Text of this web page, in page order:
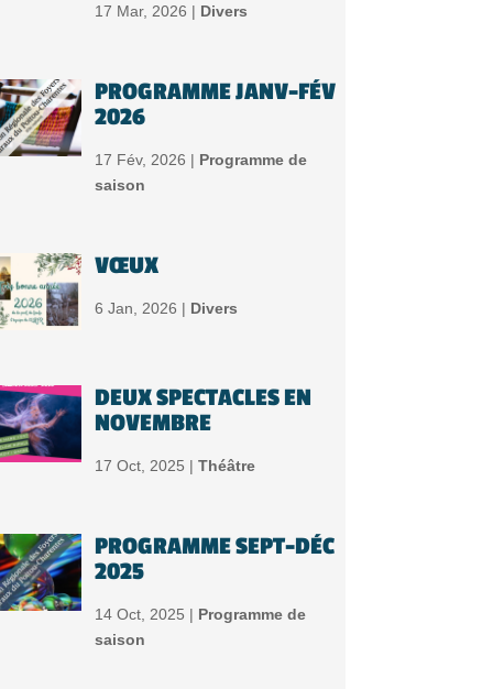
17 Mar, 2026 | Divers
PROGRAMME JANV-FÉV
2026
17 Fév, 2026 | Programme de
saison
VŒUX
6 Jan, 2026 | Divers
DEUX SPECTACLES EN
NOVEMBRE
17 Oct, 2025 | Théâtre
PROGRAMME SEPT-DÉC
2025
14 Oct, 2025 | Programme de
saison